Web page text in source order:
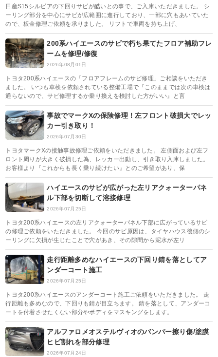
日産S15シルビアの下回りサビが酷いとの事で、ご入庫いただきました。 シ
ーリング部分を中心にサビが広範囲に進行しており、一部に穴もあいていた
ので、板金修理ご依頼を承りました。 リフトで車両を持ち上げ、
200系ハイエースのサビで朽ち果てたフロア補助フレ
ームを修理/修復
2026年08月01日
トヨタ200系ハイエースの「フロアフレームのサビ修理」ご相談をいただき
ました。 いつも車検を依頼されている整備工場で『このままでは次の車検は
通らないので、サビ修理するか乗り換えを検討した方がいい』と言
事故でマークXの保険修理！左フロント破損大でレッ
カー引き取り！
2026年07月30日
トヨタマークXの接触事故修理ご依頼をいただきました。 左側面および左フ
ロント周りが大きく破損した為、レッカー出動し、引き取り入庫しました。
お客様より『これからも長く乗り続けたい』とのご希望があり、保
ハイエースのサビが広がった左リアクォーターパネ
ル下部を切断して溶接修理
2026年07月25日
トヨタ200系ハイエースの左リアクォーターパネル下部に広がっているサビ
の修理ご依頼をいただきました。 今回のサビ原因は、タイヤハウス後側のシ
ーリングに欠損が生じたことで穴があき、その隙間から泥水が左リ
走行距離多めなハイエースの下回り錆を落としてア
ンダーコート施工
2026年07月25日
トヨタ200系ハイエースのアンダーコート施工ご依頼をいただきました。 走
行距離も多めなので、下回りも錆が目立ちます。 錆を落として、アンダーコ
ートを付着させたくない部分やボディをマスキングをします。
アルファロメオステルヴィオのバンパー擦り傷/塗膜
ヒビ割れを部分修理
2026年07月24日